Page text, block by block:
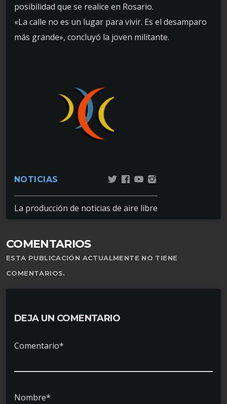
posibilidad que se realice en Rosario.
«La calle no es un lugar para vivir. Es el desamparo
más grande», concluyó la joven militante.
NOTICIAS
La producción de noticias de aire libre
COMENTARIOS
ESTA PUBLICACIÓN ACTUALMENTE NO TIENE
COMENTARIOS.
DEJA UN COMENTARIO
Comentario*
Nombre*